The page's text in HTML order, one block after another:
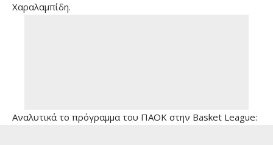
Χαραλαμπίδη.
Αναλυτικά το πρόγραμμα του ΠΑΟΚ στην Basket League: